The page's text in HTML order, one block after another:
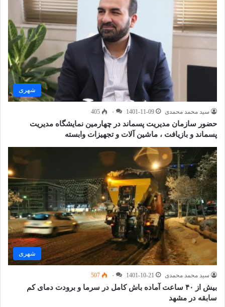
شهری
سید محمد محمدی 1401-11-09 ۰ 405
حضور سازمان مدیریت پسماند در چهارمین نمایشگاه مدیریت
پسماند و بازیافت ، ماشین آلات و تجهیزات وابسته
شهری
سید محمد محمدی 1401-10-21 ۰ 507
بیش از ۴۰ ساعت آماده باش کامل در سرما و برودت دمای کم
سابقه در مشهد